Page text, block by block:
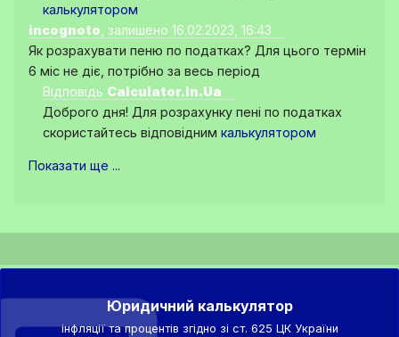
калькулятором
incognoto , залишено 16.02.2023, 16:43
Як розрахувати пеню по податках? Для цього термін
6 міс не діє, потрібно за весь період
Відповідь Calculator.In.Ua
Доброго дня! Для розрахунку пені по податках
скористайтесь відповідним калькулятором
Показати ще ...
Юридичний калькулятор
інфляції та процентів згідно зі ст. 625 ЦК України